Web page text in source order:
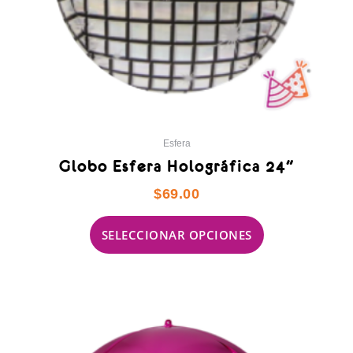
Esfera
Globo Esfera Holográfica 24″
$69.00
SELECCIONAR OPCIONES
la
página
de
producto